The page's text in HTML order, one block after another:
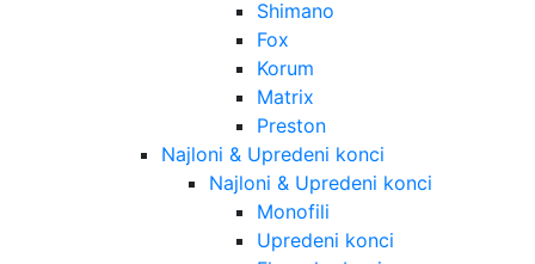
Shimano
Fox
Korum
Matrix
Preston
Najloni & Upredeni konci
Najloni & Upredeni konci
Monofili
Upredeni konci